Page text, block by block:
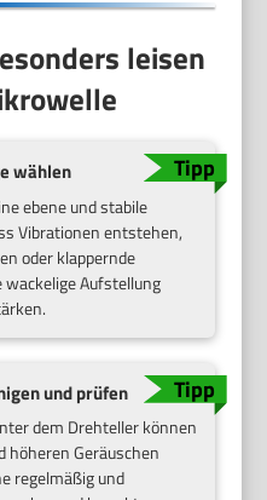
leisen
wählen
ebene und stabile
Vibrationen entstehen,
oder klappernde
wackelige Aufstellung
und prüfen
dem Drehteller können
höheren Geräuschen
regelmäßig und